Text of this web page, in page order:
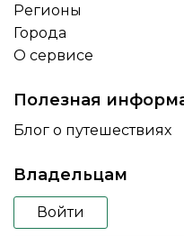
Регионы
Города
О сервисе
Полезная
Блог о путешествиях
Владельцам
Войти